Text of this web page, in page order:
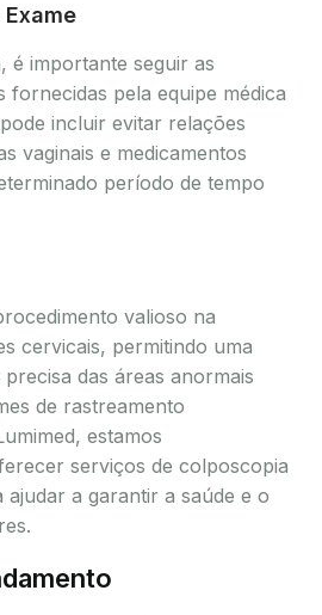
é importante seguir as
fornecidas pela equipe médica
incluir evitar relações
vaginais e medicamentos
período de tempo
valioso na
cervicais, permitindo uma
das áreas anormais
de rastreamento
estamos
serviços de colposcopia
ajudar a garantir a saúde e o